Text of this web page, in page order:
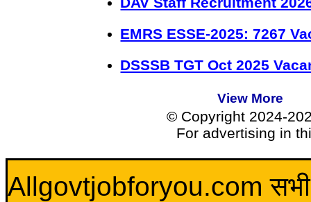
EMRS ESSE-2025: 7267
DSSSB TGT Oct 2025
View More
© Copyright 2024-
For advertising in
Allgovtjobforyou.com सभी